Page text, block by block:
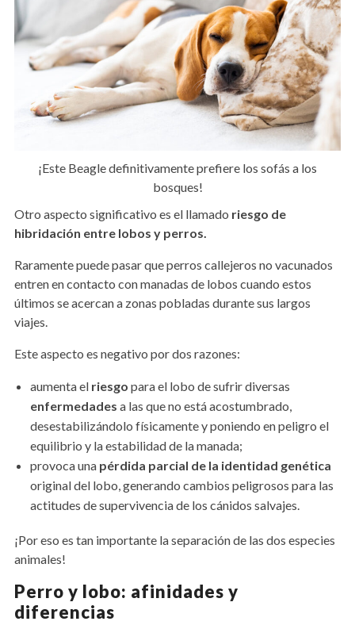
¡Este Beagle definitivamente prefiere los sofás a los
bosques!
Otro aspecto significativo es el llamado riesgo de
hibridación entre lobos y perros.
Raramente puede pasar que perros callejeros no vacunados
entren en contacto con manadas de lobos cuando estos
últimos se acercan a zonas pobladas durante sus largos
viajes.
Este aspecto es negativo por dos razones:
aumenta el riesgo para el lobo de sufrir diversas
enfermedades a las que no está acostumbrado,
desestabilizándolo físicamente y poniendo en peligro el
equilibrio y la estabilidad de la manada;
provoca una pérdida parcial de la identidad genética
original del lobo, generando cambios peligrosos para las
actitudes de supervivencia de los cánidos salvajes.
¡Por eso es tan importante la separación de las dos especies
animales!
Perro y lobo: afinidades y
diferencias